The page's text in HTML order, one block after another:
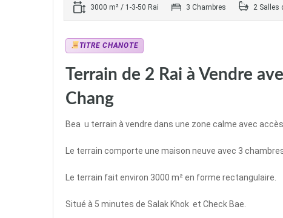
3000 m² / 1-3-50 Rai 3 Chambres 2 Salles
TITRE CHANOTE
Terrain de 2 Rai à Vendre
Chang
Bea u terrain à vendre dans une zone calme avec
Le terrain comporte une maison neuve avec 3
Le terrain fait environ 3000 m² en forme rectangulaire.
Situé à 5 minutes de Salak Khok et Check Bae.